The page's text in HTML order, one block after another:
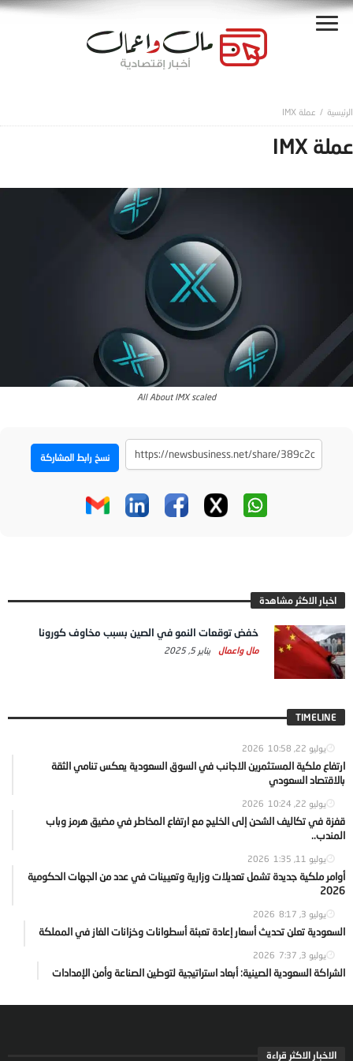
عملة IMX
عملة IMX
All About IMX scaled
نسخ رابط المشاركة
اخبار الاكثر مشاهدة
خفض توقعات النمو في الصين بسبب مخاوف كورونا
مال واعمال يناير 5, 2025
TIMELINE
يوليو 22, 2026 10:58
ارتفاع ملكية المستثمرين الاجانب في السوق السعودية يعكس تنامي الثقة
بالاقتصاد السعودي
يوليو 22, 2026 10:24
قفزة في تكاليف الشحن إلى الخليج مع ارتفاع المخاطر في مضيق هرمز وباب
المندب..
يوليو 11, 2026 1:35
أوامر ملكية جديدة تشمل تعديلات وزارية وتعيينات في عدد من الجهات الحكومية
2026
يوليو 3, 2026 8:17
السعودية تعلن تحديث أسعار إعادة تعبئة أسطوانات وخزانات الغاز في المملكة
يوليو 3, 2026 7:37
الشراكة السعودية الصينية: أبعاد استراتيجية لتوطين الصناعة وأمن الإمدادات
الاخبار الاكثر قراءة